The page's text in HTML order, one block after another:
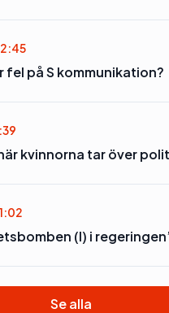
fel på S kommunikation?
kvinnorna tar över
(l) i
Se alla